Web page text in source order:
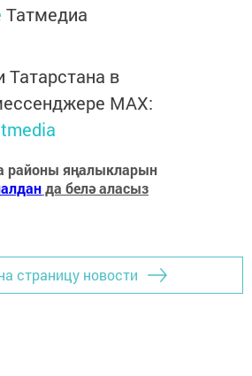
Татмедиа
Татарстана в
MАХ:
районы яңалыкларын
да белә аласыз
страницу новости